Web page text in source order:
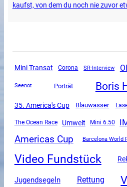
kaufst, von dem du noch nie zuvor
Mini Transat Corona SR-Interview
Seenot Porträt Boris
35. America's Cup Blauwasser
The Ocean Race Umwelt Mini 6.50
Americas Cup Barcelona World
Video Fundstück
Jugendsegeln Rettung